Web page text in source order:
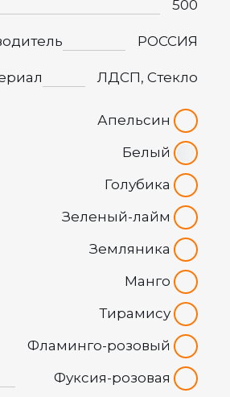
500
РОССИЯ
ЛДСП, Стекло
Апельсин
Белый
Голубика
Зеленый-лайм
Земляника
Манго
Тирамису
Фламинго-розовый
Фуксия-розовая